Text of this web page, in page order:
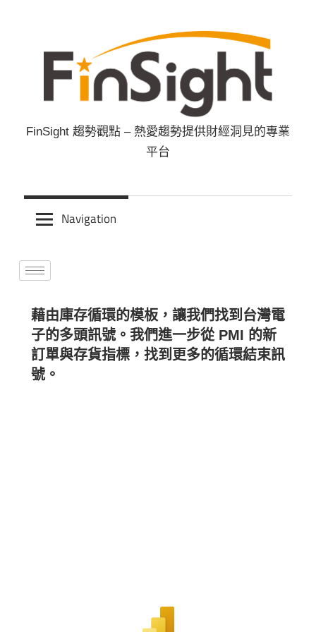
FinSight
勢
觀
點
FinSight 趨勢觀點 – 熱愛趨勢提供財經洞見的專業
平台
Navigation
藉由庫存循環的模板，讓我們找到台灣電
子的多頭訊號。我們進一步從 PMI 的新
訂單與存貨指標，找到更多的循環結束訊
號。